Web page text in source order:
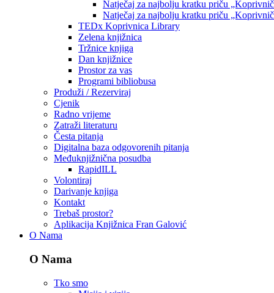
Natječaj za najbolju kratku priču
Natječaj za najbolju kratku priču
TEDx Koprivnica Library
Zelena knjižnica
Tržnice knjiga
Dan knjižnice
Prostor za vas
Programi bibliobusa
Produži / Rezerviraj
Cjenik
Radno vrijeme
Zatraži literaturu
Česta pitanja
Digitalna baza odgovorenih pitanja
Međuknjižnična posudba
RapidILL
Volontiraj
Darivanje knjiga
Kontakt
Trebaš prostor?
Aplikacija Knjižnica Fran Galović
O Nama
O Nama
Tko smo